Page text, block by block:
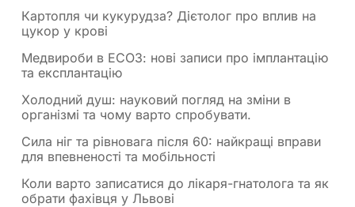
Картопля чи кукурудза? Дієтолог про вплив на
цукор у крові
Медвироби в ЕСОЗ: нові записи про імплантацію
та експлантацію
Холодний душ: науковий погляд на зміни в
організмі та чому варто спробувати.
Сила ніг та рівновага після 60: найкращі вправи
для впевненості та мобільності
Коли варто записатися до лікаря-гнатолога та як
обрати фахівця у Львові